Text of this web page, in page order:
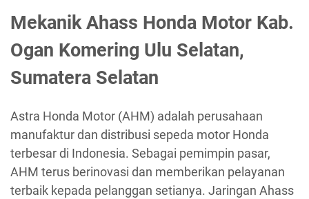
Mekanik Ahass Honda Motor Kab.
Ogan Komering Ulu Selatan,
Sumatera Selatan
Astra Honda Motor (AHM) adalah perusahaan
manufaktur dan distribusi sepeda motor Honda
terbesar di Indonesia. Sebagai pemimpin pasar,
AHM terus berinovasi dan memberikan pelayanan
terbaik kepada pelanggan setianya. Jaringan Ahass